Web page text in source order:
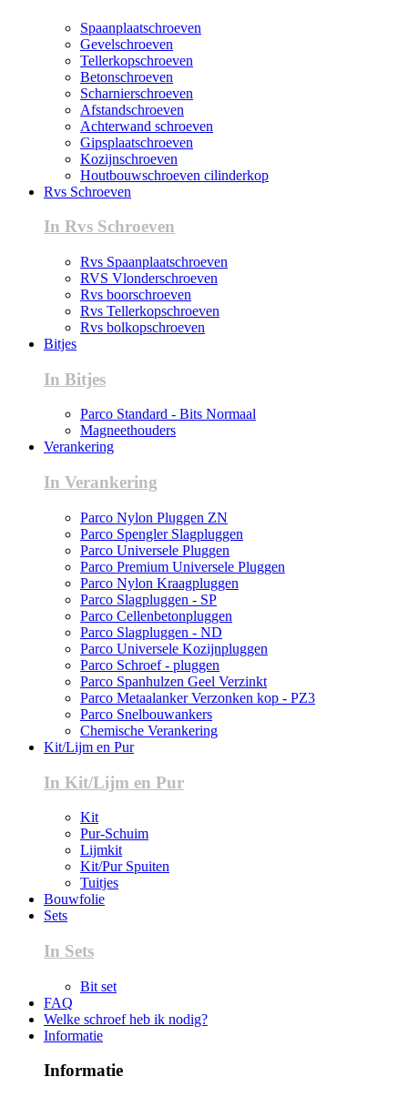
Spaanplaatschroeven
Gevelschroeven
Tellerkopschroeven
Betonschroeven
Scharnierschroeven
Afstandschroeven
Achterwand schroeven
Gipsplaatschroeven
Kozijnschroeven
Houtbouwschroeven cilinderkop
Rvs Schroeven
In Rvs Schroeven
Rvs Spaanplaatschroeven
RVS Vlonderschroeven
Rvs boorschroeven
Rvs Tellerkopschroeven
Rvs bolkopschroeven
Bitjes
In Bitjes
Parco Standard - Bits Normaal
Magneethouders
Verankering
In Verankering
Parco Nylon Pluggen ZN
Parco Spengler Slagpluggen
Parco Universele Pluggen
Parco Premium Universele Pluggen
Parco Nylon Kraagpluggen
Parco Slagpluggen - SP
Parco Cellenbetonpluggen
Parco Slagpluggen - ND
Parco Universele Kozijnpluggen
Parco Schroef - pluggen
Parco Spanhulzen Geel Verzinkt
Parco Metaalanker Verzonken kop - PZ3
Parco Snelbouwankers
Chemische Verankering
Kit/Lijm en Pur
In Kit/Lijm en Pur
Kit
Pur-Schuim
Lijmkit
Kit/Pur Spuiten
Tuitjes
Bouwfolie
Sets
In Sets
Bit set
FAQ
Welke schroef heb ik nodig?
Informatie
Informatie